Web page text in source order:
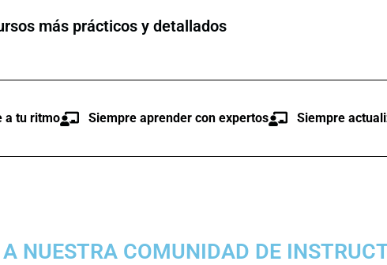
más prácticos y detallados
a tu ritmo Siempre aprender con expertos Siempre
NUESTRA COMUNIDAD DE